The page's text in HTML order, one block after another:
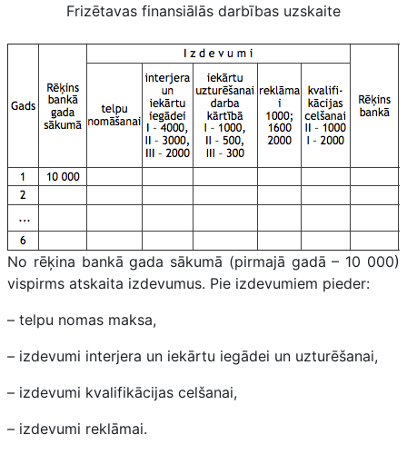
Frizētavas finansiālās darbības uzskaite
No rēķina bankā gada sākumā (pirmajā gadā – 10 000)
vispirms atskaita izdevumus. Pie izdevumiem pieder:
– telpu nomas maksa,
– izdevumi interjera un iekārtu iegādei un uzturēšanai,
– izdevumi kvalifikācijas celšanai,
– izdevumi reklāmai.